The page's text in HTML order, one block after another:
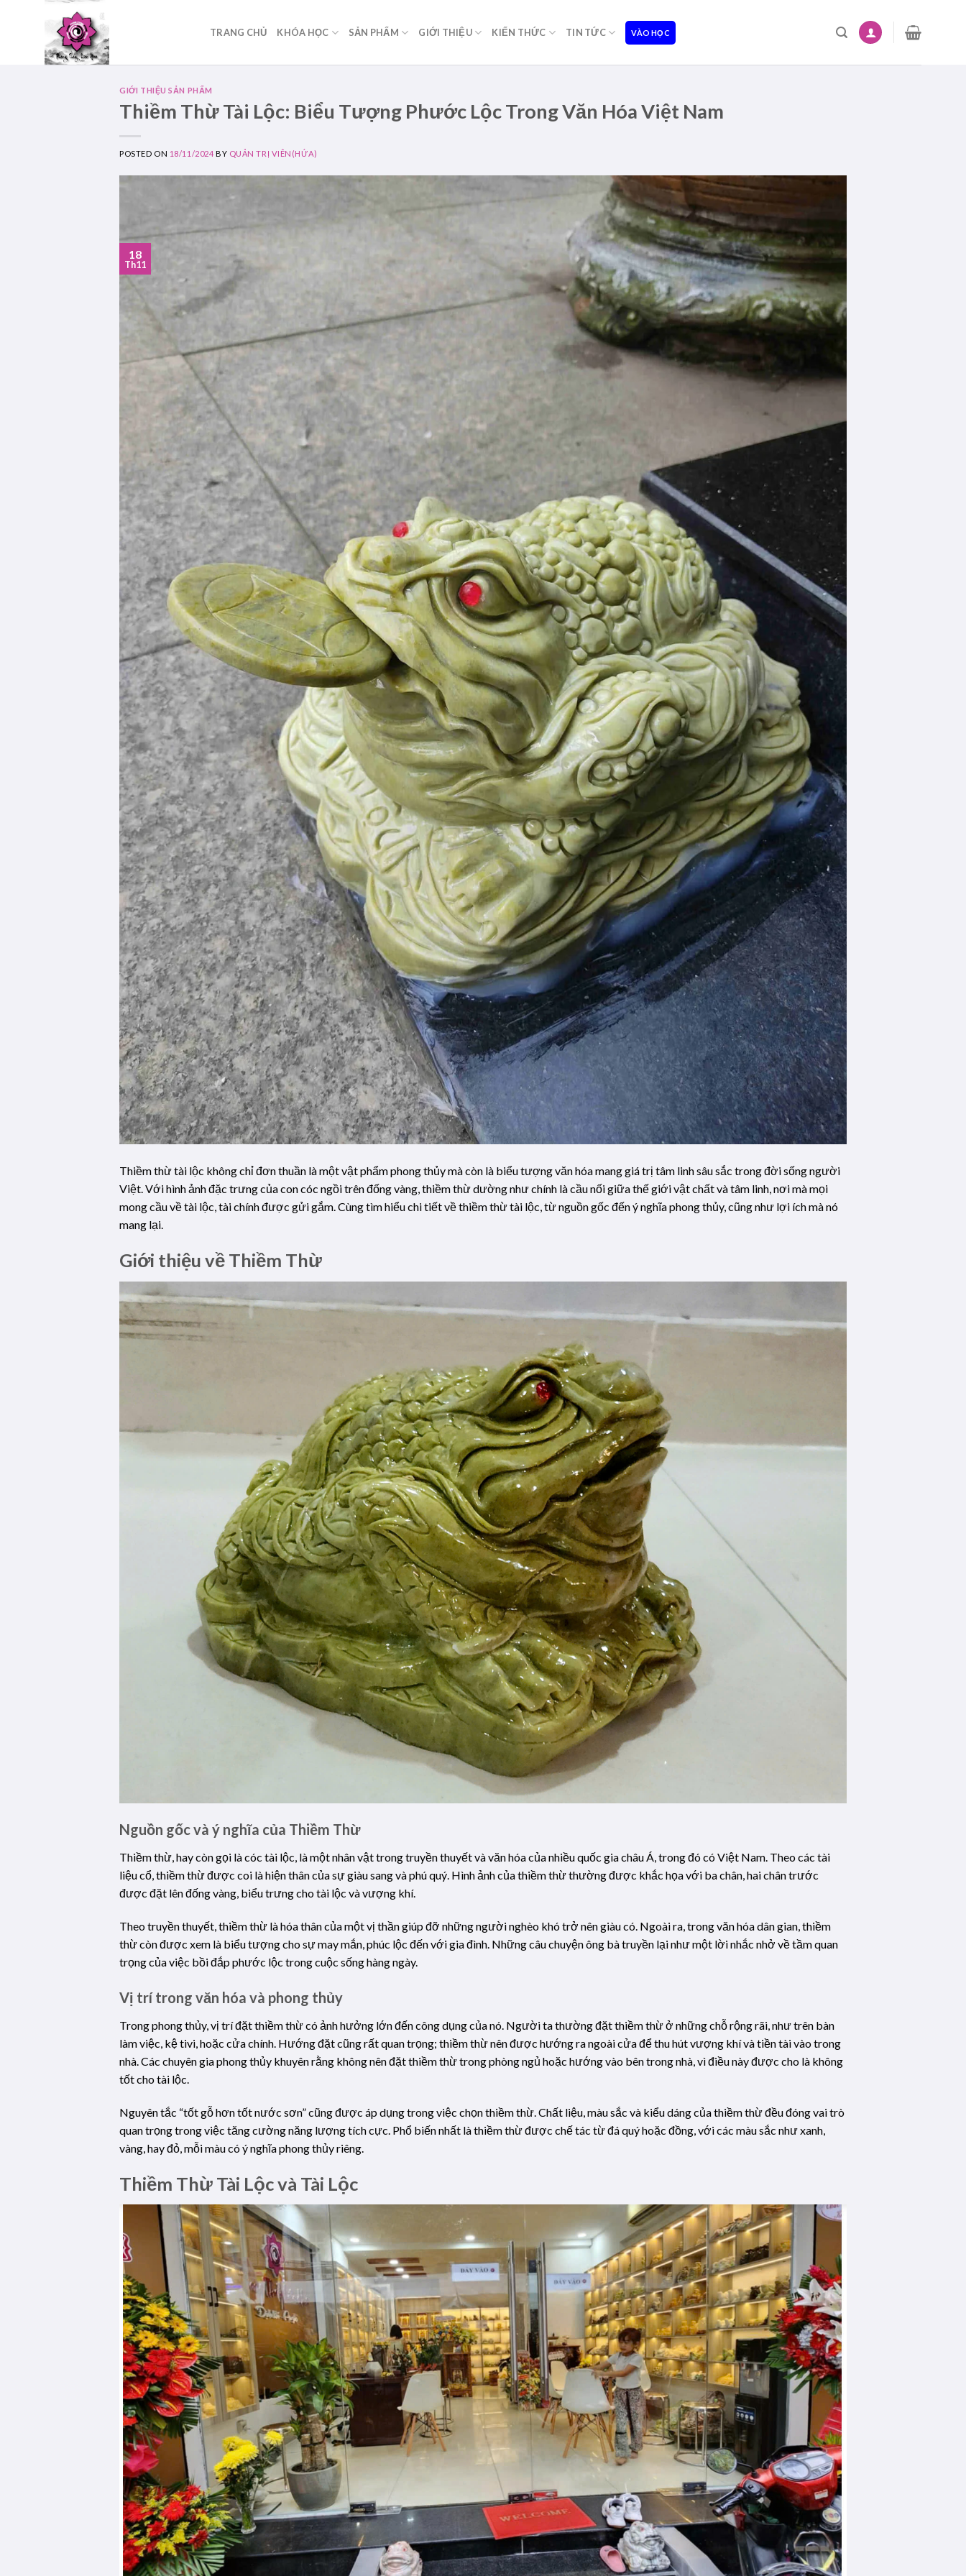
TRANG CHỦ KHÓA HỌC SẢN PHẨM GIỚI THIỆU KIẾN THỨC TIN TỨC VÀO HỌC
GIỚI THIỆU SẢN PHẨM
Thiềm Thừ Tài Lộc: Biểu Tượng Phước Lộc Trong Văn Hóa Việt Nam
POSTED ON 18/11/2024 BY QUẢN TRỊ VIÊN(HỨA)
18
Th11
Thiềm thừ tài lộc không chỉ đơn thuần là một vật phẩm phong thủy mà còn là biểu tượng văn hóa mang giá trị tâm linh sâu sắc trong đời sống người
Việt. Với hình ảnh đặc trưng của con cóc ngồi trên đống vàng, thiềm thừ dường như chính là cầu nối giữa thế giới vật chất và tâm linh, nơi mà mọi
mong cầu về tài lộc, tài chính được gửi gắm. Cùng tìm hiểu chi tiết về thiềm thừ tài lộc, từ nguồn gốc đến ý nghĩa phong thủy, cũng như lợi ích mà nó
mang lại.
Giới thiệu về Thiềm Thừ
Nguồn gốc và ý nghĩa của Thiềm Thừ
Thiềm thừ, hay còn gọi là cóc tài lộc, là một nhân vật trong truyền thuyết và văn hóa của nhiều quốc gia châu Á, trong đó có Việt Nam. Theo các tài
liệu cổ, thiềm thừ được coi là hiện thân của sự giàu sang và phú quý. Hình ảnh của thiềm thừ thường được khắc họa với ba chân, hai chân trước
được đặt lên đống vàng, biểu trưng cho tài lộc và vượng khí.
Theo truyền thuyết, thiềm thừ là hóa thân của một vị thần giúp đỡ những người nghèo khó trở nên giàu có. Ngoài ra, trong văn hóa dân gian, thiềm
thừ còn được xem là biểu tượng cho sự may mắn, phúc lộc đến với gia đình. Những câu chuyện ông bà truyền lại như một lời nhắc nhở về tầm quan
trọng của việc bồi đắp phước lộc trong cuộc sống hàng ngày.
Vị trí trong văn hóa và phong thủy
Trong phong thủy, vị trí đặt thiềm thừ có ảnh hưởng lớn đến công dụng của nó. Người ta thường đặt thiềm thừ ở những chỗ rộng rãi, như trên bàn
làm việc, kệ tivi, hoặc cửa chính. Hướng đặt cũng rất quan trọng; thiềm thừ nên được hướng ra ngoài cửa để thu hút vượng khí và tiền tài vào trong
nhà. Các chuyên gia phong thủy khuyên rằng không nên đặt thiềm thừ trong phòng ngủ hoặc hướng vào bên trong nhà, vì điều này được cho là không
tốt cho tài lộc.
Nguyên tắc “tốt gỗ hơn tốt nước sơn” cũng được áp dụng trong việc chọn thiềm thừ. Chất liệu, màu sắc và kiểu dáng của thiềm thừ đều đóng vai trò
quan trọng trong việc tăng cường năng lượng tích cực. Phổ biến nhất là thiềm thừ được chế tác từ đá quý hoặc đồng, với các màu sắc như xanh,
vàng, hay đỏ, mỗi màu có ý nghĩa phong thủy riêng.
Thiềm Thừ Tài Lộc và Tài Lộc